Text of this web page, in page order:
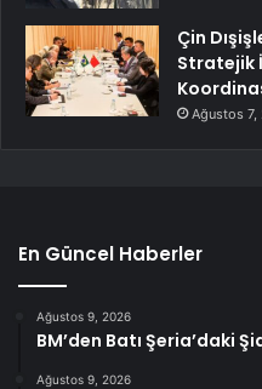
Çin
Stratejik
Ağustos 7,
En Güncel Haberler
Ağustos 9, 2026
BM’den Batı Şeria’daki
Ağustos 9, 2026